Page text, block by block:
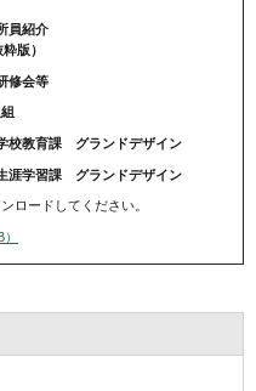
員紹介
版）
修会等
教育課 グランドデザイン
学習課 グランドデザイン
ロードしてください。